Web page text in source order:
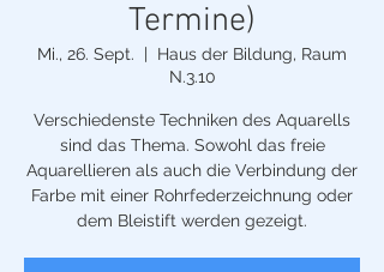
Termine)
Mi., 26. Sept.
  |
Haus der Bildung, Raum
N.3.10
Verschiedenste Techniken des Aquarells
sind das Thema. Sowohl das freie
Aquarellieren als auch die Verbindung der
Farbe mit einer Rohrfederzeichnung oder
dem Bleistift werden gezeigt.